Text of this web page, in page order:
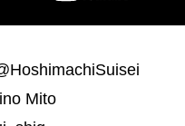
Mito